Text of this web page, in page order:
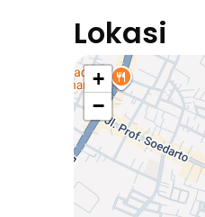
Lokasi
+
−